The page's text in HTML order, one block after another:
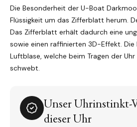
Die Besonderheit der U-Boat
Flüssigkeit um das Zifferblatt herum.
Das Zifferblatt erhält dadurch eine
sowie einen raffinierten 3D-Effekt. Die
Luftblase, welche beim Tragen der
schwebt.
Unser Uhrinstinkt-
dieser Uhr